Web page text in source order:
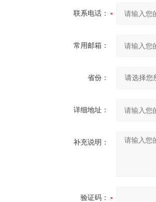
联系电话：
常用邮箱：
省份：
详细地址：
补充说明：
验证码：